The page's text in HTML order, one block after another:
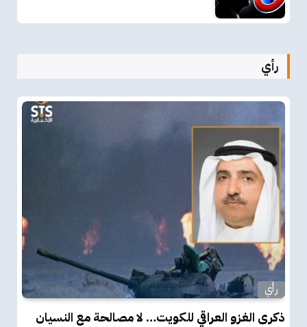
رأي
رأي
ذكرى الغزو العراقي للكويت… لا مصالحة مع النسيان